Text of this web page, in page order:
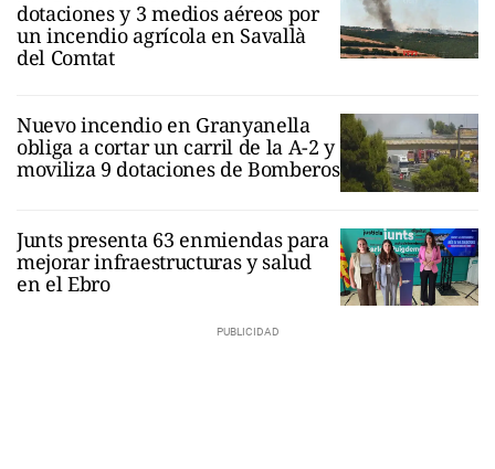
dotaciones y 3 medios aéreos por
un incendio agrícola en Savallà
del Comtat
Nuevo incendio en Granyanella
obliga a cortar un carril de la A-2 y
moviliza 9 dotaciones de Bomberos
Junts presenta 63 enmiendas para
mejorar infraestructuras y salud
en el Ebro